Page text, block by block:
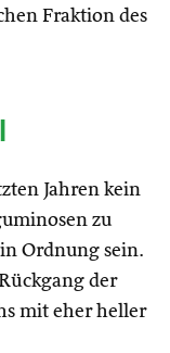
Fraktion des
Jahren kein
zu
Ordnung sein.
der
mit eher heller